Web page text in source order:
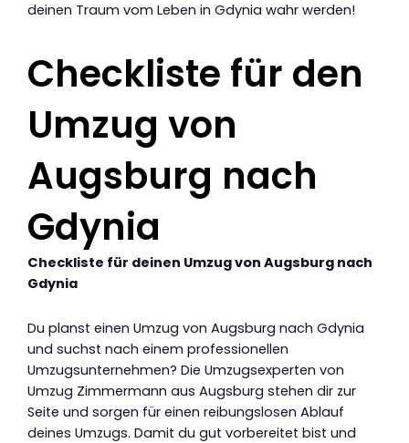
deinen Traum vom Leben in Gdynia wahr werden!
Checkliste für den
Umzug von
Augsburg nach
Gdynia
Checkliste für deinen Umzug von Augsburg nach
Gdynia
Du planst einen Umzug von Augsburg nach Gdynia
und suchst nach einem professionellen
Umzugsunternehmen? Die Umzugsexperten von
Umzug Zimmermann aus Augsburg stehen dir zur
Seite und sorgen für einen reibungslosen Ablauf
deines Umzugs. Damit du gut vorbereitet bist und